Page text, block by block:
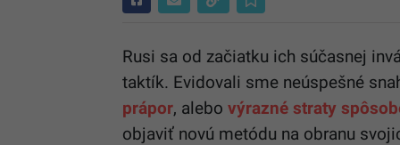
Rusi sa od začiatku ich súčasnej
taktík. Evidovali sme neúspešné
prápor, alebo výrazné straty
objaviť novú metódu na obranu